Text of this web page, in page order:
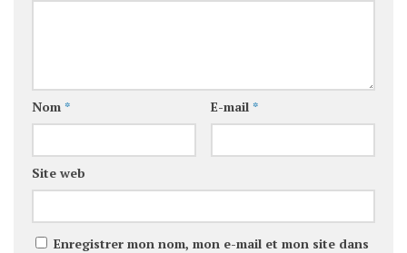
Nom * E-mail *
Site web
Enregistrer mon nom, mon e-mail et mon site dans